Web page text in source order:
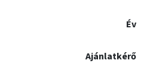
Év
Ajánlatkérő